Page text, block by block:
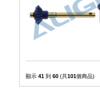
顯示 41 到 60 (共101個商品)